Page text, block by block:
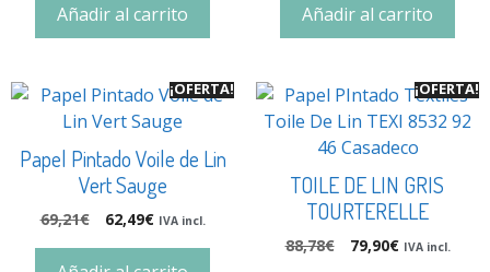
Añadir al carrito Añadir al carrito
¡OFERTA!
Papel Pintado Voile de Lin
Vert Sauge
69,21€ 62,49€ IVA incl.
¡OFERTA!
TOILE DE LIN GRIS
TOURTERELLE
88,78€ 79,90€ IVA incl.